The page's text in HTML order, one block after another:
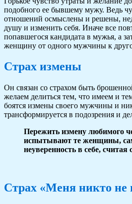
подобного ее бывшему мужу. Ведь
отношений осмыслены и решены,
душу и изменить себя. Иначе все
попавшегося кандидата в мужья, а
женщину от одного мужчины к
Страх измены
Он связан со страхом быть
желаем делиться тем, что имеем и
боятся измены своего мужчины и
трансформируется в подозрения и
Пережить измену любимого
испытывают те женщины,
неуверенность в себе,
Страх «Меня никто не